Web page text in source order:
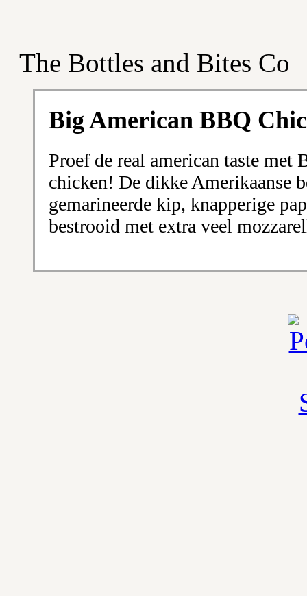
The Bottles and Bites Co
Big American BBQ
Proef de real american taste met
chicken! De dikke Amerikaanse
gemarineerde kip, knapperige
bestrooid met extra veel